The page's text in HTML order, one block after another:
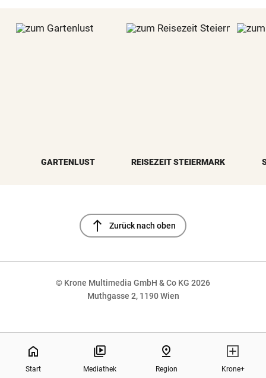
GARTENLUST REISEZEIT STEIERMARK
north Zurück nach oben
© Krone Multimedia GmbH & Co KG 2026
Muthgasse 2, 1190 Wien
home
Start Mediathek
pin_drop
Region Krone+
NaN%